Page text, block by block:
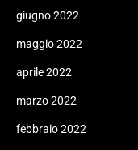
giugno 2022
maggio 2022
aprile 2022
marzo 2022
febbraio 2022